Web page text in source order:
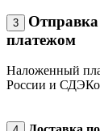
3
платежом
Наложенный
России и